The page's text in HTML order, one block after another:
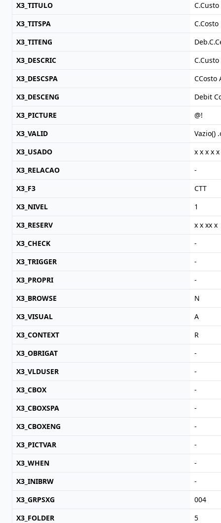
X3_TITULO
X3_TITSPA
X3_TITENG
X3_DESCRIC
X3_DESCSPA
CCosto
X3_DESCENG
Debit
X3_PICTURE
@!
X3_VALID
Vazio()
X3_USADO
x x x x
X3_RELACAO
-
X3_F3
CTT
X3_NIVEL
1
X3_RESERV
x x xx x
X3_CHECK
-
X3_TRIGGER
-
X3_PROPRI
-
X3_BROWSE
N
X3_VISUAL
A
X3_CONTEXT
R
X3_OBRIGAT
-
X3_VLDUSER
-
X3_CBOX
-
X3_CBOXSPA
-
X3_CBOXENG
-
X3_PICTVAR
-
X3_WHEN
-
X3_INIBRW
-
X3_GRPSXG
004
X3_FOLDER
5